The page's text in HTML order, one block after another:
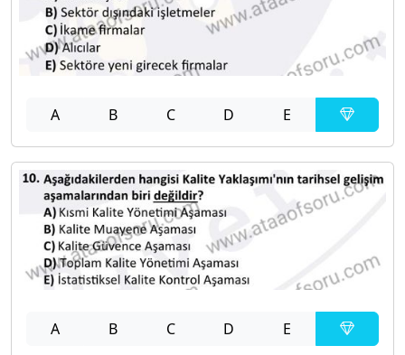
A B C D E
A B C D E